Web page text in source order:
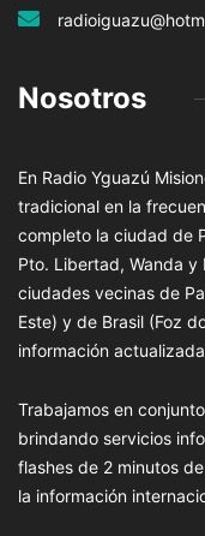
Nosotros
En Radio Yguazú
tradicional en la
completo la ciudad de
Pto. Libertad, Wanda y
ciudades vecinas de
Este) y de Brasil (Foz
información
Trabajamos en
brindando servicios
flashes de 2 minutos
la información